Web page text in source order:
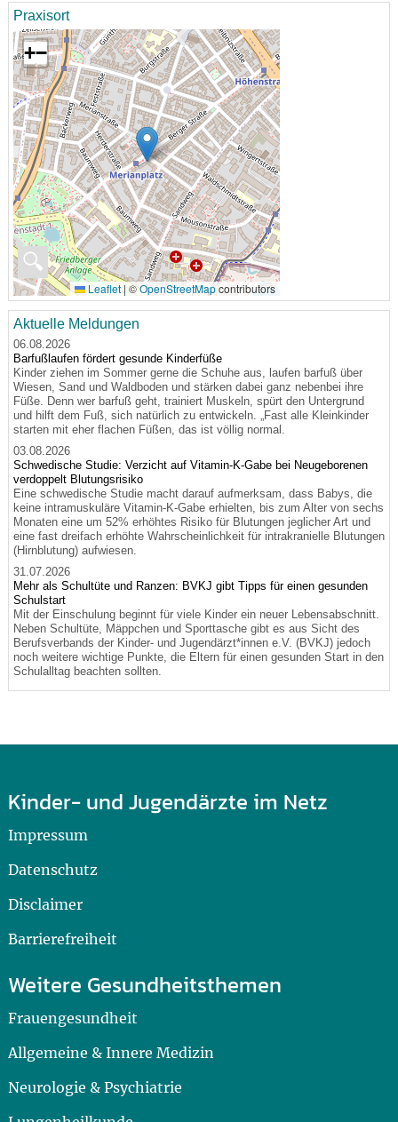
Praxisort
🔍
+−
Leaflet | ©OpenStreetMapcontributors
Aktuelle Meldungen
06.08.2026
Barfußlaufen fördert gesunde Kinderfüße
Kinder ziehen im Sommer gerne die Schuhe aus, laufen barfuß über
Wiesen, Sand und Waldboden und stärken dabei ganz nebenbei ihre
Füße. Denn wer barfuß geht, trainiert Muskeln, spürt den Untergrund
und hilft dem Fuß, sich natürlich zu entwickeln. „Fast alle Kleinkinder
starten mit eher flachen Füßen, das ist völlig normal.
03.08.2026
Schwedische Studie: Verzicht auf Vitamin-K-Gabe bei Neugeborenen
verdoppelt Blutungsrisiko
Eine schwedische Studie macht darauf aufmerksam, dass Babys, die
keine intramuskuläre Vitamin-K-Gabe erhielten, bis zum Alter von sechs
Monaten eine um 52% erhöhtes Risiko für Blutungen jeglicher Art und
eine fast dreifach erhöhte Wahrscheinlichkeit für intrakranielle Blutungen
(Hirnblutung) aufwiesen.
31.07.2026
Mehr als Schultüte und Ranzen: BVKJ gibt Tipps für einen gesunden
Schulstart
Mit der Einschulung beginnt für viele Kinder ein neuer Lebensabschnitt.
Neben Schultüte, Mäppchen und Sporttasche gibt es aus Sicht des
Berufsverbands der Kinder- und Jugendärzt*innen e.V. (BVKJ) jedoch
noch weitere wichtige Punkte, die Eltern für einen gesunden Start in den
Schulalltag beachten sollten.
Kinder- und Jugendärzte im Netz
Impressum
Datenschutz
Disclaimer
Barrierefreiheit
Weitere Gesundheitsthemen
Frauengesundheit
Allgemeine & Innere Medizin
Neurologie & Psychiatrie